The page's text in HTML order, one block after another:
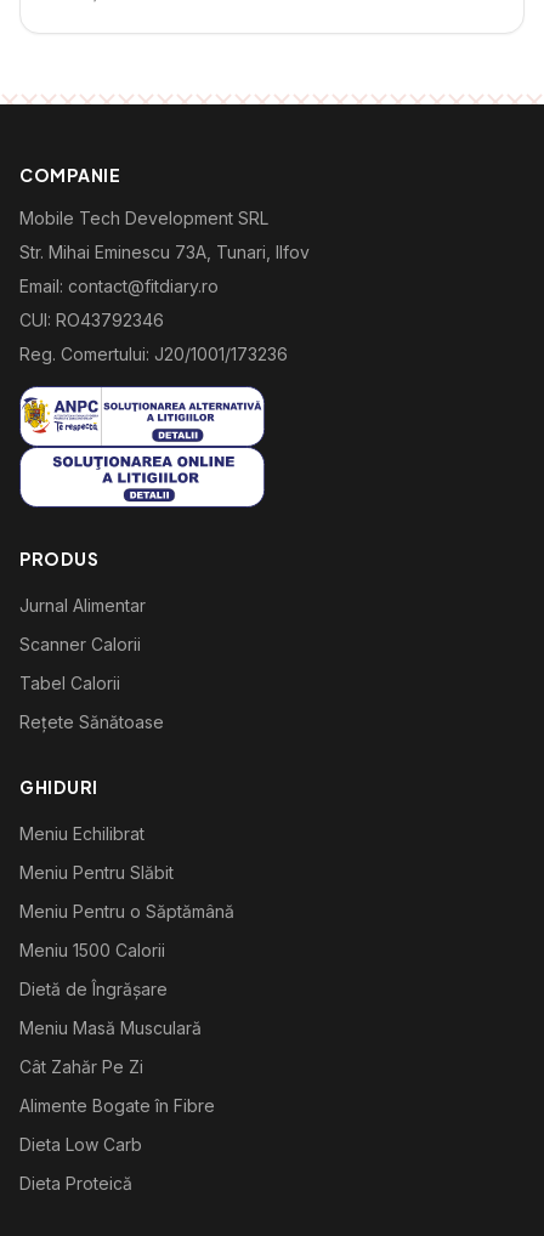
COMPANIE
Mobile Tech Development SRL
Str. Mihai Eminescu 73A, Tunari, Ilfov
Email: contact@fitdiary.ro
CUI: RO43792346
Reg. Comertului: J20/1001/173236
PRODUS
Jurnal Alimentar
Scanner Calorii
Tabel Calorii
Rețete Sănătoase
GHIDURI
Meniu Echilibrat
Meniu Pentru Slăbit
Meniu Pentru o Săptămână
Meniu 1500 Calorii
Dietă de Îngrășare
Meniu Masă Musculară
Cât Zahăr Pe Zi
Alimente Bogate în Fibre
Dieta Low Carb
Dieta Proteică